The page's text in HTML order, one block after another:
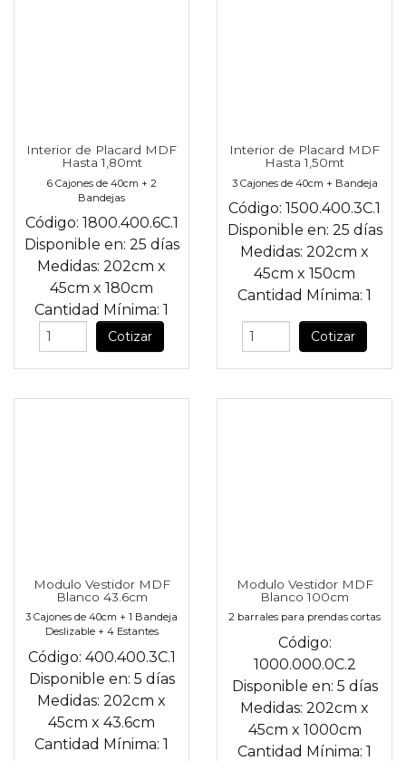
Interior de Placard MDF
Hasta 1,80mt
6 Cajones de 40cm + 2
Bandejas
Código: 1800.400.6C.1
Disponible en: 25 días
Medidas: 202cm x
45cm x 180cm
Cantidad Mínima: 1
Cotizar
Interior de Placard MDF
Hasta 1,50mt
3 Cajones de 40cm + Bandeja
Código: 1500.400.3C.1
Disponible en: 25 días
Medidas: 202cm x
45cm x 150cm
Cantidad Mínima: 1
Cotizar
Modulo Vestidor MDF
Blanco 43.6cm
3 Cajones de 40cm + 1 Bandeja
Deslizable + 4 Estantes
Código: 400.400.3C.1
Disponible en: 5 días
Medidas: 202cm x
45cm x 43.6cm
Cantidad Mínima: 1
Modulo Vestidor MDF
Blanco 100cm
2 barrales para prendas cortas
Código:
1000.000.0C.2
Disponible en: 5 días
Medidas: 202cm x
45cm x 1000cm
Cantidad Mínima: 1